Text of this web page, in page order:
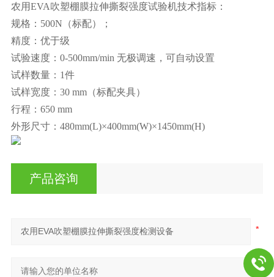
农用EVA吹塑棚膜拉伸撕裂强度试验机技术指标：
规格：500N（标配）；
精度：优于级
试验速度：0-500mm/min 无极调速，可自动设置
试样数量：1件
试样宽度：30 mm（标配夹具）
行程：650 mm
外形尺寸：480mm(L)×400mm(W)×1450mm(H)
产品咨询